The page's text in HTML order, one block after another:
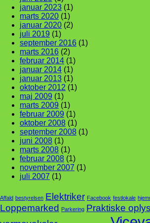
januar 2023 (1)
marts 2020 (1)
januar 2020 (2)
juli 2019 (1)
september 2016 (1)
marts 2016 (2)
februar 2014 (1)
januar 2014 (1)
januar 2013 (1)
oktober 2012 (1)
maj 2009 (1)
marts 2009 (1)
februar 2009 (1)
oktober 2008 (1)
september 2008 (1)
juni 2008 (1)
marts 2008 (1)
februar 2008 (1)
november 2007 (1)
juli 2007 (1)
Affald bestyrelsen Elektriker Facebook festlokale
Loppemarked Parkering Praktiske